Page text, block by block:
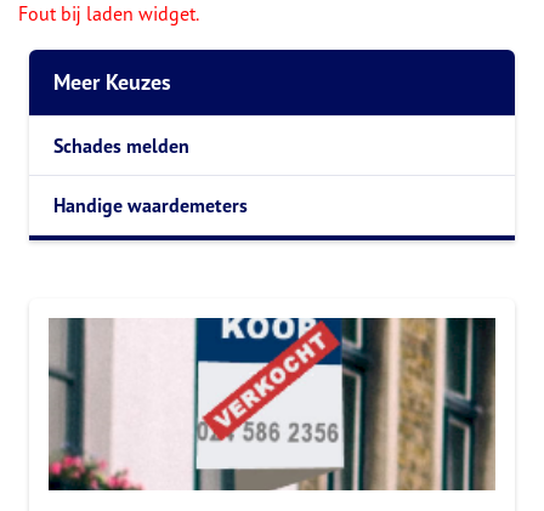
Fout bij laden widget.
Meer Keuzes
Schades melden
Handige waardemeters